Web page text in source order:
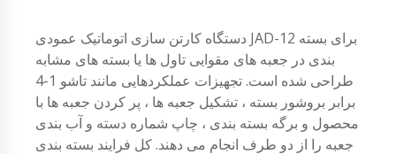
دستگاه کارتن سازی اتوماتیک عمودی JAD-12 برای بسته
بندی در جعبه های مقوایی تاول ها یا بسته های مشابه
طراحی شده است. تجهیزات عملکردهایی مانند تاشو 1-4
برابر بروشور بسته ، تشکیل جعبه ها ، پر کردن جعبه ها با
محصول و برگه بسته بندی ، چاپ شماره دسته و آب بندی
جعبه را از دو طرف انجام می دهند. کل فرایند بسته بندی